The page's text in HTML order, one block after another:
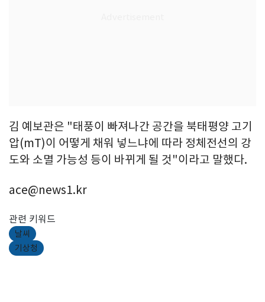
김 예보관은 "태풍이 빠져나간 공간을 북태평양 고기
압(mT)이 어떻게 채워 넣느냐에 따라 정체전선의 강
도와 소멸 가능성 등이 바뀌게 될 것"이라고 말했다.
ace@news1.kr
관련 키워드
날씨
기상청